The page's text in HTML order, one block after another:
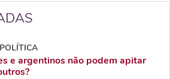
e argentinos não podem apitar